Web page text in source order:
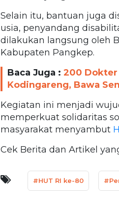
Selain itu, bantuan juga
usia, penyandang
dilakukan langsung oleh
Kabupaten Pangkep.
Baca Juga : 200 Dokter
Kodingareng, Bawa
Kegiatan ini menjadi
memperkuat solidaritas
masyarakat menyambut
Cek Berita dan Artikel
#HUT RI ke-80